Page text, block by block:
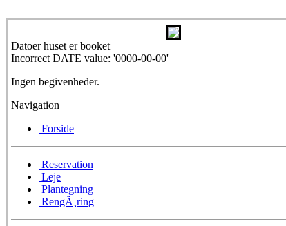
Datoer huset er booket
Incorrect DATE value: '0000-00-00'
Ingen begivenheder.
Navigation
Forside
Reservation
Leje
Plantegning
RengÃ¸ring